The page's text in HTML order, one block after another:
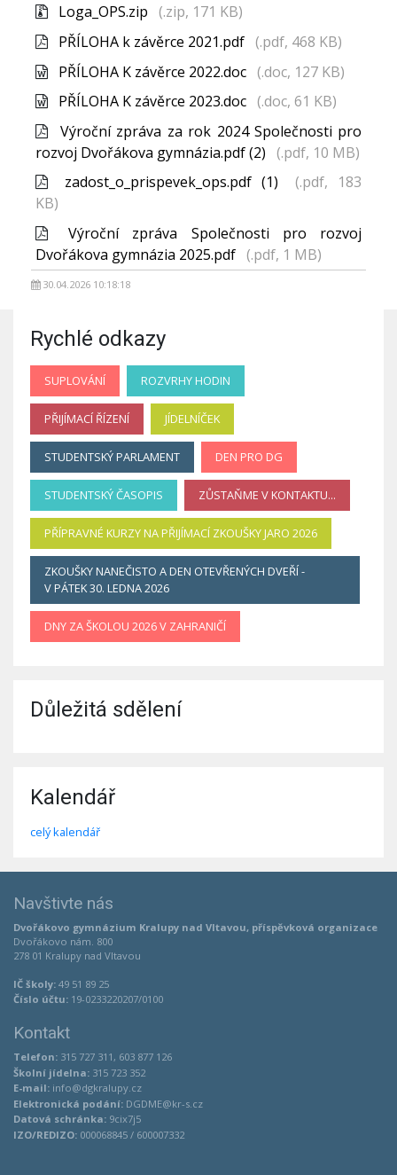
Loga_OPS.zip (.zip, 171 KB)
PŘÍLOHA k závěrce 2021.pdf (.pdf, 468 KB)
PŘÍLOHA K závěrce 2022.doc (.doc, 127 KB)
PŘÍLOHA K závěrce 2023.doc (.doc, 61 KB)
Výroční zpráva za rok 2024 Společnosti pro
rozvoj Dvořákova gymnázia.pdf (2) (.pdf, 10 MB)
zadost_o_prispevek_ops.pdf (1)
(.pdf, 183
KB)
Výroční zpráva Společnosti pro rozvoj
Dvořákova gymnázia 2025.pdf (.pdf, 1 MB)
30.04.2026 10:18:18
Rychlé odkazy
SUPLOVÁNÍ ROZVRHY HODIN
PŘIJÍMACÍ ŘÍZENÍ JÍDELNÍČEK
STUDENTSKÝ PARLAMENT DEN PRO DG
STUDENTSKÝ ČASOPIS ZŮSTAŇME V KONTAKTU...
PŘÍPRAVNÉ KURZY NA PŘIJÍMACÍ ZKOUŠKY JARO 2026
ZKOUŠKY NANEČISTO A DEN OTEVŘENÝCH DVEŘÍ -
V PÁTEK 30. LEDNA 2026
DNY ZA ŠKOLOU 2026 V ZAHRANIČÍ
Důležitá sdělení
Kalendář
celý kalendář
Navštivte nás
Dvořákovo gymnázium Kralupy nad Vltavou, příspěvková organizace
Dvořákovo nám. 800
278 01 Kralupy nad Vltavou
IČ školy: 49 51 89 25
Číslo účtu: 19-0233220207/0100
Kontakt
Telefon: 315 727 311, 603 877 126
Školní jídelna: 315 723 352
E-mail: info@dgkralupy.cz
Elektronická podání: DGDME@kr-s.cz
Datová schránka: 9cix7j5
IZO/REDIZO: 000068845 / 600007332